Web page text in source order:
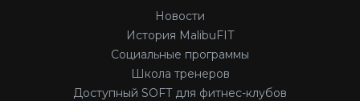
Новости
История MalibuFIT
Социальные программы
Школа тренеров
Доступный SOFT для фитнес-клубов